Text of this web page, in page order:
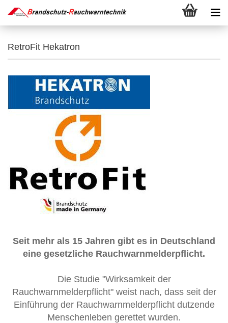
RetroFit Hekatron
Seit mehr als 15 Jahren gibt es in Deutschland
eine gesetzliche Rauchwarnmelderpflicht.
Die Studie "Wirksamkeit der
Rauchwarnmelderpflicht" weist nach, dass seit der
Einführung der Rauchwarnmelderpflicht dutzende
Menschenleben gerettet wurden.